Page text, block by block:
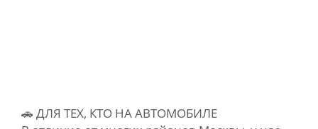
🚗 ДЛЯ ТЕХ, КТО НА АВТОМОБИЛЕ